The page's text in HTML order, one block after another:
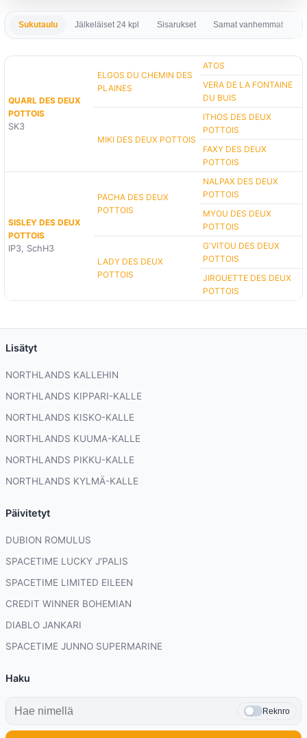
Sukutaulu Jälkeläiset 24 kpl Sisarukset Samat vanhemmat
QUARL DES DEUX
POTTOIS
SK3
ELGOS DU CHEMIN DES
PLAINES
ATOS
VERA DE LA FONTAINE
DU BUIS
MIKI DES DEUX POTTOIS
ITHOS DES DEUX
POTTOIS
FAXY DES DEUX
POTTOIS
SISLEY DES DEUX
POTTOIS
IP3, SchH3
PACHA DES DEUX
POTTOIS
NALPAX DES DEUX
POTTOIS
MYOU DES DEUX
POTTOIS
LADY DES DEUX
POTTOIS
G'VITOU DES DEUX
POTTOIS
JIROUETTE DES DEUX
POTTOIS
Lisätyt
NORTHLANDS KALLEHIN
NORTHLANDS KIPPARI-KALLE
NORTHLANDS KISKO-KALLE
NORTHLANDS KUUMA-KALLE
NORTHLANDS PIKKU-KALLE
NORTHLANDS KYLMÄ-KALLE
Päivitetyt
DUBION ROMULUS
SPACETIME LUCKY J'PALIS
SPACETIME LIMITED EILEEN
CREDIT WINNER BOHEMIAN
DIABLO JANKARI
SPACETIME JUNNO SUPERMARINE
Haku
Reknro